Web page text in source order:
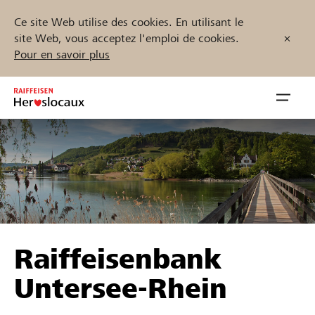
Ce site Web utilise des cookies. En utilisant le
site Web, vous acceptez l'emploi de cookies.
Pour en savoir plus
Inhalt
springen
öffnen
Parrainer
Soutien & assistance
Trouvez des projets et des organisations
Démarrez maintenant
Raiffeisenbank
Untersee-Rhein